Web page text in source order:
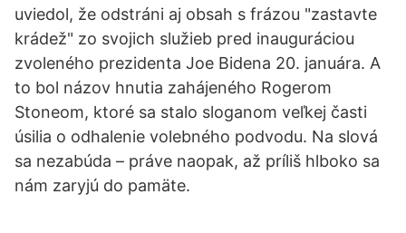
uviedol, že odstráni aj obsah s frázou "zastavte
krádež" zo svojich služieb pred inauguráciou
zvoleného prezidenta Joe Bidena 20. januára. A
to bol názov hnutia zahájeného Rogerom
Stoneom, ktoré sa stalo sloganom veľkej časti
úsilia o odhalenie volebného podvodu. Na slová
sa nezabúda – práve naopak, až príliš hlboko sa
nám zaryjú do pamäte.